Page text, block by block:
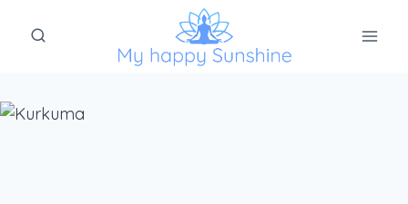
Inhalt